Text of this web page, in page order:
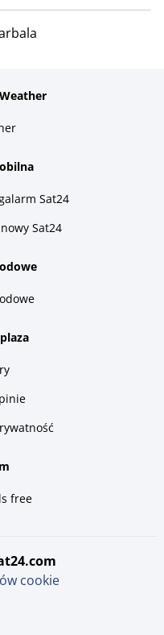
Sat24
Sat24
free
cookie